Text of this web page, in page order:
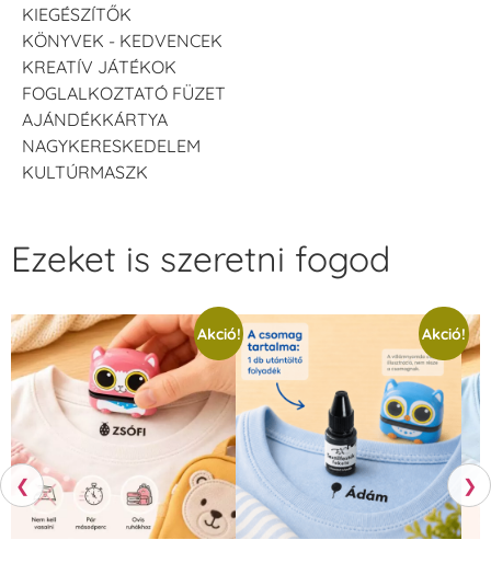
KIEGÉSZÍTŐK
KÖNYVEK - KEDVENCEK
KREATÍV JÁTÉKOK
FOGLALKOZTATÓ FÜZET
AJÁNDÉKKÁRTYA
NAGYKERESKEDELEM
KULTÚRMASZK
❮
Ezeket is szeretni fogod
Akció! Akció!
❯